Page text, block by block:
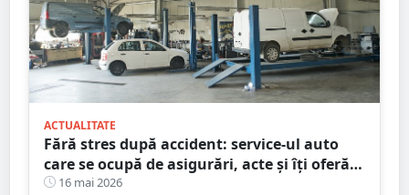
ACTUALITATE
Fără stres după accident: service-ul auto
care se ocupă de asigurări, acte și îți oferă
mașină la schimb
16 mai 2026